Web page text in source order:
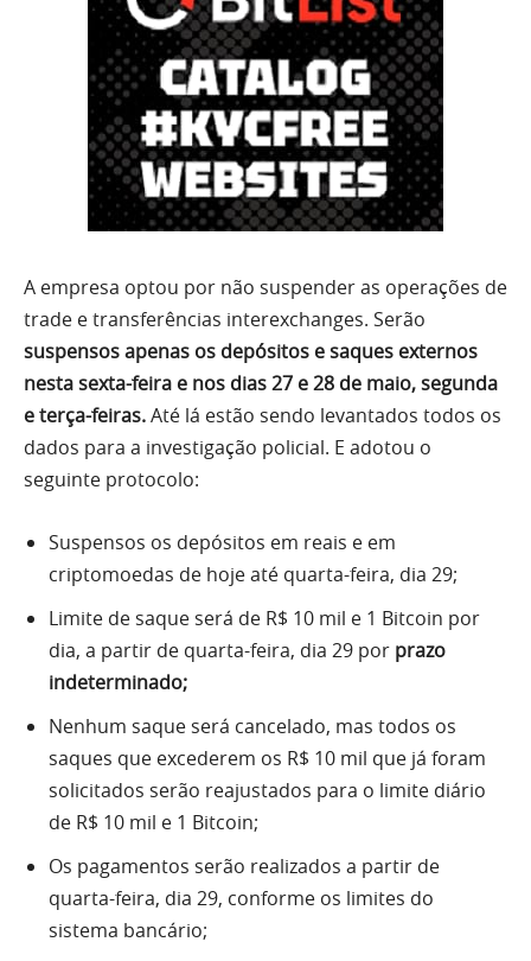
A empresa optou por não suspender as operações de
trade e transferências interexchanges. Serão
suspensos apenas os depósitos e saques externos
nesta sexta-feira e nos dias 27 e 28 de maio, segunda
e terça-feiras.Até lá estão sendo levantados todos os
dados para a investigação policial. E adotou o
seguinte protocolo:
Suspensos os depósitos em reais e em
criptomoedas de hoje até quarta-feira, dia 29;
Limite de saque será de R$ 10 mil e 1 Bitcoin por
dia, a partir de quarta-feira, dia 29 por prazo
indeterminado;
Nenhum saque será cancelado, mas todos os
saques que excederem os R$ 10 mil que já foram
solicitados serão reajustados para o limite diário
de R$ 10 mil e 1 Bitcoin;
Os pagamentos serão realizados a partir de
quarta-feira, dia 29, conforme os limites do
sistema bancário;